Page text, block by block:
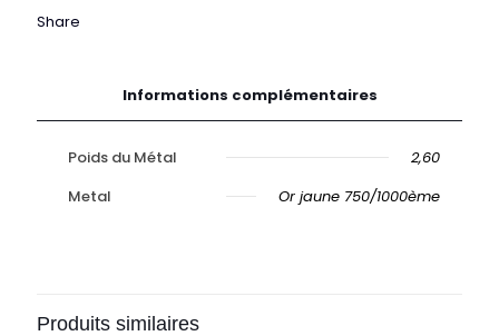
Share
Informations complémentaires
Poids du Métal
2,60
Metal
Or jaune 750/1000ème
Produits similaires